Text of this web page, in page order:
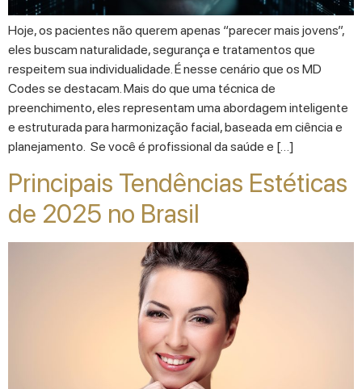
Hoje, os pacientes não querem apenas “parecer mais jovens”,
eles buscam naturalidade, segurança e tratamentos que
respeitem sua individualidade. É nesse cenário que os MD
Codes se destacam. Mais do que uma técnica de
preenchimento, eles representam uma abordagem inteligente
e estruturada para harmonização facial, baseada em ciência e
planejamento. Se você é profissional da saúde e […]
Principais Tendências Estéticas
de 2025 no Brasil